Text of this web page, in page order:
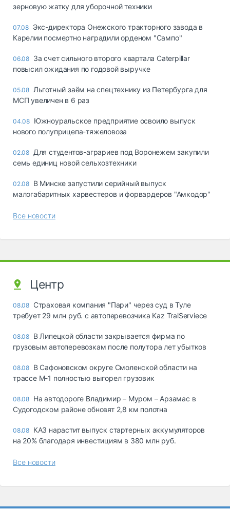
зерновую жатку для уборочной техники
07.08 Экс-директора Онежского тракторного завода в
Карелии посмертно наградили орденом "Сампо"
06.08 За счет сильного второго квартала Caterpillar
повысил ожидания по годовой выручке
05.08 Льготный заём на спецтехнику из Петербурга для
МСП увеличен в 6 раз
04.08 Южноуральское предприятие освоило выпуск
нового полуприцепа-тяжеловоза
02.08 Для студентов-аграриев под Воронежем закупили
семь единиц новой сельхозтехники
02.08 В Минске запустили серийный выпуск
малогабаритных харвестеров и форвардеров "Амкодор"
Все новости
Центр
08.08 Страховая компания "Пари" через суд в Туле
требует 29 млн руб. с автоперевозчика Kaz TralServiece
08.08 В Липецкой области закрывается фирма по
грузовым автоперевозкам после полутора лет убытков
08.08 В Сафоновском округе Смоленской области на
трассе М-1 полностью выгорел грузовик
08.08 На автодороге Владимир – Муром – Арзамас в
Судогодском районе обновят 2,8 км полотна
08.08 КАЗ нарастит выпуск стартерных аккумуляторов
на 20% благодаря инвестициям в 380 млн руб.
Все новости